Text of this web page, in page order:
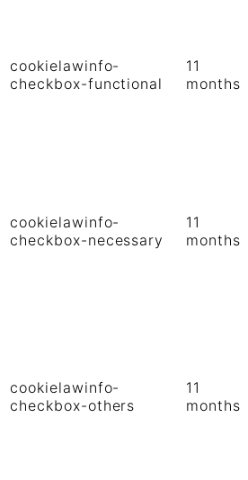
cookielawinfo-
checkbox-functional
11
months
cookielawinfo-
checkbox-necessary
11
months
cookielawinfo-
checkbox-others
11
months